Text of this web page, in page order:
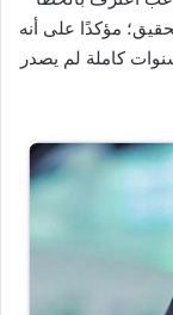
مؤكدًا على أنه
كاملة لم يصدر